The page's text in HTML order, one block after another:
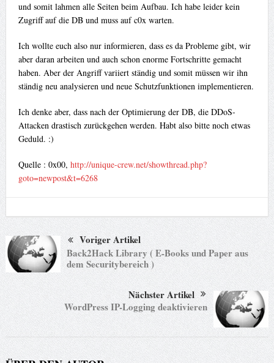
und somit lahmen alle Seiten beim Aufbau. Ich habe leider kein
Zugriff auf die DB und muss auf c0x warten.
Ich wollte euch also nur informieren, dass es da Probleme gibt, wir
aber daran arbeiten und auch schon enorme Fortschritte gemacht
haben. Aber der Angriff variiert ständig und somit müssen wir ihn
ständig neu analysieren und neue Schutzfunktionen implementieren.
Ich denke aber, dass nach der Optimierung der DB, die DDoS-
Attacken drastisch zurückgehen werden. Habt also bitte noch etwas
Geduld. :)
Quelle : 0x00, http://unique-crew.net/showthread.php?
goto=newpost&t=6268
Voriger Artikel
Back2Hack Library ( E-Books und Paper aus
dem Securitybereich )
Nächster Artikel
WordPress IP-Logging deaktivieren